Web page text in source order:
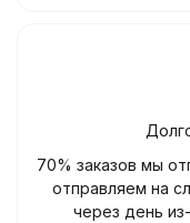
70% заказов мы
отправляем на
через день